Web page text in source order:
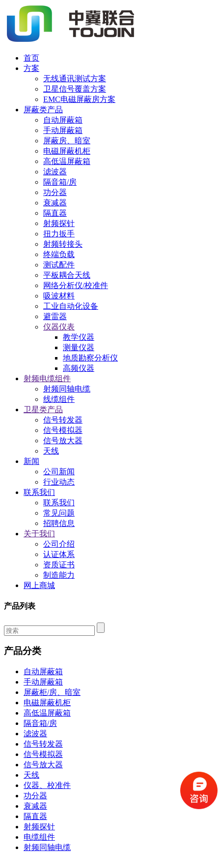
首页
方案
无线通讯测试方案
卫星信号覆盖方案
EMC电磁屏蔽房方案
屏蔽类产品
自动屏蔽箱
手动屏蔽箱
屏蔽房、暗室
电磁屏蔽机柜
高低温屏蔽箱
滤波器
隔音箱/房
功分器
衰减器
隔直器
射频探针
扭力扳手
射频转接头
终端负载
测试配件
平板耦合天线
网络分析仪/校准件
吸波材料
工业自动化设备
避雷器
仪器仪表
教学仪器
测量仪器
地质勘察分析仪
高频仪器
射频电缆组件
射频同轴电缆
线缆组件
卫星类产品
信号转发器
信号模拟器
信号放大器
天线
新闻
公司新闻
行业动态
联系我们
联系我们
常见问题
招聘信息
关于我们
公司介绍
认证体系
资质证书
制造能力
网上商城
产品列表
产品分类
自动屏蔽箱
手动屏蔽箱
屏蔽柜/房、暗室
电磁屏蔽机柜
高低温屏蔽箱
隔音箱/房
滤波器
信号转发器
信号模拟器
信号放大器
天线
仪器、校准件
功分器
衰减器
隔直器
射频探针
电缆组件
射频同轴电缆